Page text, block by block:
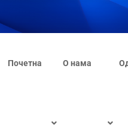
Почетна О нама